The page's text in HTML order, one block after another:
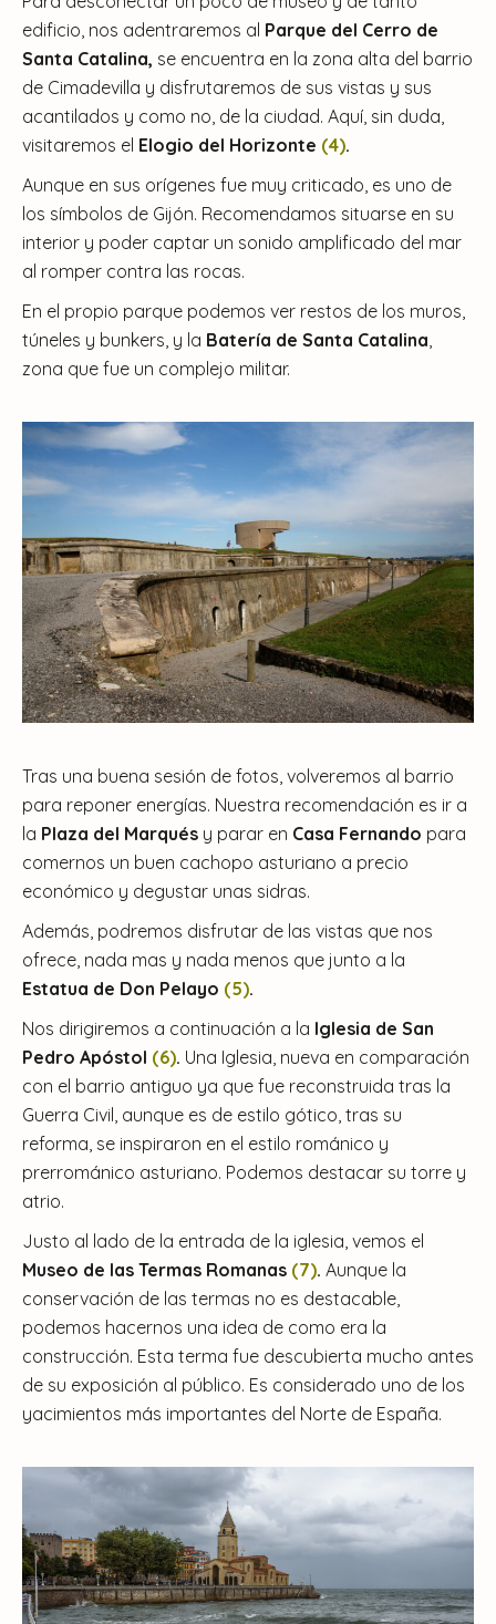
edificio, nos adentraremos al Parque del Cerro de
Santa Catalina, se encuentra en la zona alta del barrio
de Cimadevilla y disfrutaremos de sus vistas y sus
acantilados y como no, de la ciudad. Aquí, sin duda,
visitaremos el Elogio del Horizonte (4).
Aunque en sus orígenes fue muy criticado, es uno de
los símbolos de Gijón. Recomendamos situarse en su
interior y poder captar un sonido amplificado del mar
al romper contra las rocas.
En el propio parque podemos ver restos de los muros,
túneles y bunkers, y la Batería de Santa Catalina
zona que fue un complejo militar.
Tras una buena sesión de fotos, volveremos al barrio
para reponer energías. Nuestra recomendación es ir a
la Plaza del Marqués y parar en Casa Fernando para
comernos un buen cachopo asturiano a precio
económico y degustar unas sidras.
Además, podremos disfrutar de las vistas que nos
ofrece, nada mas y nada menos que junto a la
Estatua de Don Pelayo (5).
Nos dirigiremos a continuación a la Iglesia de San
Pedro Apóstol (6). Una Iglesia, nueva en comparación
con el barrio antiguo ya que fue reconstruida tras la
Guerra Civil, aunque es de estilo gótico, tras su
reforma, se inspiraron en el estilo románico y
prerrománico asturiano. Podemos destacar su torre y
atrio.
Justo al lado de la entrada de la iglesia, vemos el
Museo de las Termas Romanas (7). Aunque la
conservación de las termas no es destacable,
podemos hacernos una idea de como era la
construcción. Esta terma fue descubierta mucho antes
de su exposición al público. Es considerado uno de los
yacimientos más importantes del Norte de España.